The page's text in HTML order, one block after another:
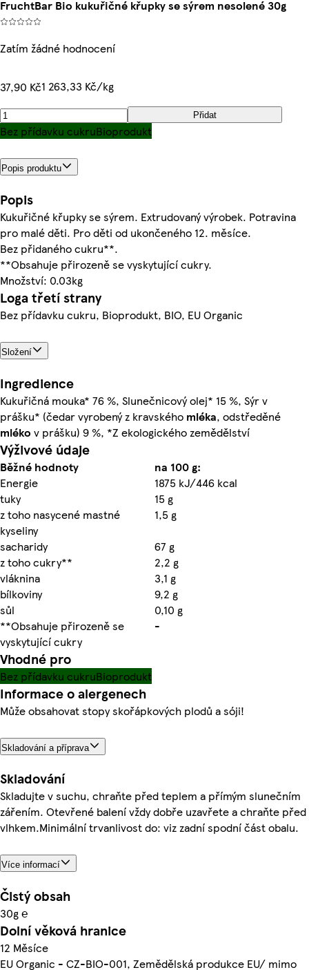
FruchtBar Bio kukuřičné křupky se sýrem nesolené 30g
Zatím žádné hodnocení
37,90 Kč1 263,33 Kč/kg
Přidat
Bez přídavku cukruBioprodukt
Popis produktu
Popis
Kukuřičné křupky se sýrem. Extrudovaný výrobek. Potravina
pro malé děti. Pro děti od ukončeného 12. měsíce.
Bez přidaného cukru**.
**Obsahuje přirozeně se vyskytující cukry.
Množství: 0.03kg
Loga třetí strany
Bez přídavku cukru, Bioprodukt, BIO, EU Organic
Složení
Ingredience
Kukuřičná mouka* 76 %, Slunečnicový olej* 15 %, Sýr v
prášku* (čedar vyrobený z kravského mléka, odstředěné
mléko v prášku) 9 %, *Z ekologického zemědělství
Výživové údaje
Běžné hodnoty
na 100 g:
Energie
1875 kJ/446 kcal
tuky
15 g
z toho nasycené mastné
kyseliny
1,5 g
sacharidy
67 g
z toho cukry**
2,2 g
vláknina
3,1 g
bílkoviny
9,2 g
sůl
0,10 g
**Obsahuje přirozeně se
vyskytující cukry
-
Vhodné pro
Bez přídavku cukruBioprodukt
Informace o alergenech
Může obsahovat stopy skořápkových plodů a sóji!
Skladování a příprava
Skladování
Skladujte v suchu, chraňte před teplem a přímým slunečním
zářením. Otevřené balení vždy dobře uzavřete a chraňte před
vlhkem.Minimální trvanlivost do: viz zadní spodní část obalu.
Více informací
Čistý obsah
30g ℮
Dolní věková hranice
12 Měsíce
EU Organic - CZ-BIO-001, Zemědělská produkce EU/ mimo